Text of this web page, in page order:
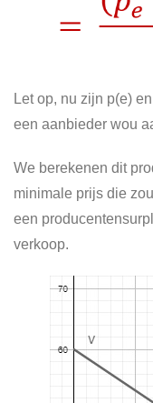
Let op, nu zijn p(e)
een aanbieder wou
We berekenen dit
minimale prijs die
een
verkoop.